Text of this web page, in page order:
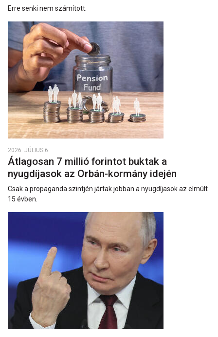
Erre senki nem számított.
2026. JÚLIUS 6.
Átlagosan 7 millió forintot buktak a
nyugdíjasok az Orbán-kormány idején
Csak a propaganda szintjén jártak jobban a nyugdíjasok az elmúlt
15 évben.